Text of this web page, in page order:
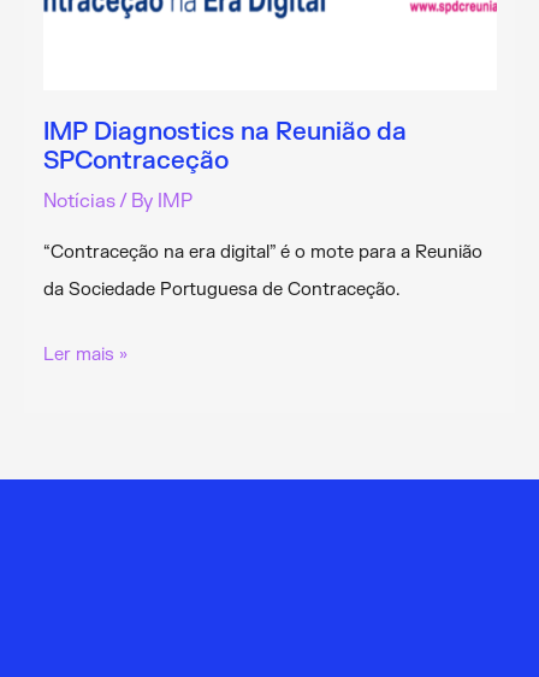
IMP Diagnostics na Reunião da
SPContraceção
Notícias/ By IMP
“Contraceção na era digital” é o mote para a Reunião
da Sociedade Portuguesa de Contraceção.
IMP
Ler mais »